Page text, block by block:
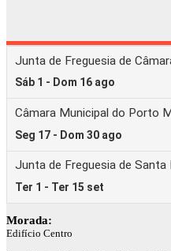
Morada:
Edifício Centro